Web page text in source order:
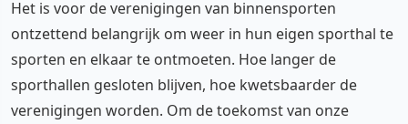
Het is voor de verenigingen van binnensporten
ontzettend belangrijk om weer in hun eigen sporthal te
sporten en elkaar te ontmoeten. Hoe langer de
sporthallen gesloten blijven, hoe kwetsbaarder de
verenigingen worden. Om de toekomst van onze